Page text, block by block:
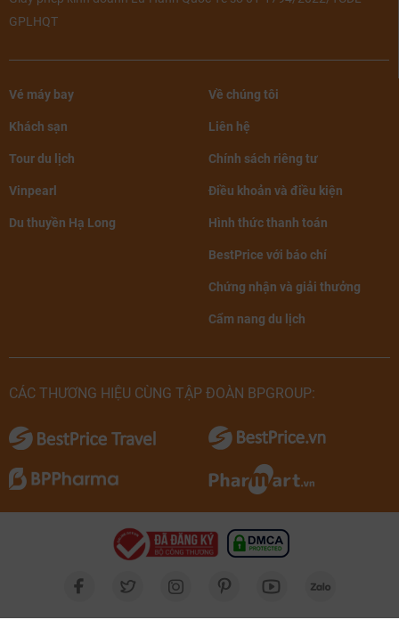
GPLHQT
Vé máy bay
Khách sạn
Tour du lịch
Vinpearl
Du thuyền Hạ Long
Về chúng tôi
Liên hệ
Chính sách riêng tư
Điều khoản và điều kiện
Hình thức thanh toán
BestPrice với báo chí
Chứng nhận và giải thưởng
Cẩm nang du lịch
CÁC THƯƠNG HIỆU CÙNG TẬP ĐOÀN BPGROUP: